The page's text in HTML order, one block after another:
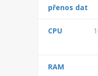
přenos dat
CPU
RAM